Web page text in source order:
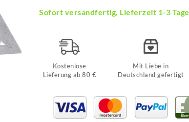
Sofort versandfertig, Lieferzeit 1-3 Tage
Kostenlose
Lieferung ab 80 €
Mit Liebe in
Deutschland gefertigt